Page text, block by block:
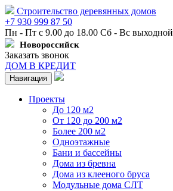
Строительство деревянных домов
+7 930 999 87 50
Пн - Пт с 9.00 до 18.00 Сб - Вс выходной
Новороссийск
Заказать звонок
ДОМ В КРЕДИТ
Навигация
Проекты
До 120 м2
От 120 до 200 м2
Более 200 м2
Одноэтажные
Бани и бассейны
Дома из бревна
Дома из клееного бруса
Модульные дома СЛТ